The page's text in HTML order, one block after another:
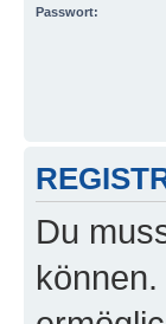
Passwort:
Du